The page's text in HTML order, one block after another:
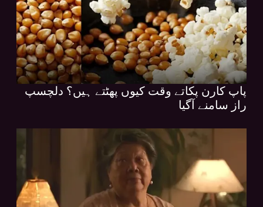
پاپ کارن پکاتے وقت کیوں پھٹتے ہیں؟ دلچسپ
راز سامنے آگیا